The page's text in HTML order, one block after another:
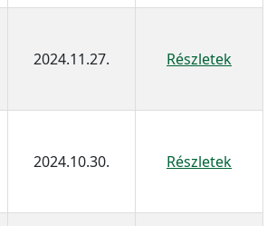
2024.11.27. Részletek
2024.10.30. Részletek